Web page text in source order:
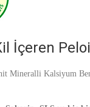
İçeren
Mineralli Kalsiyum